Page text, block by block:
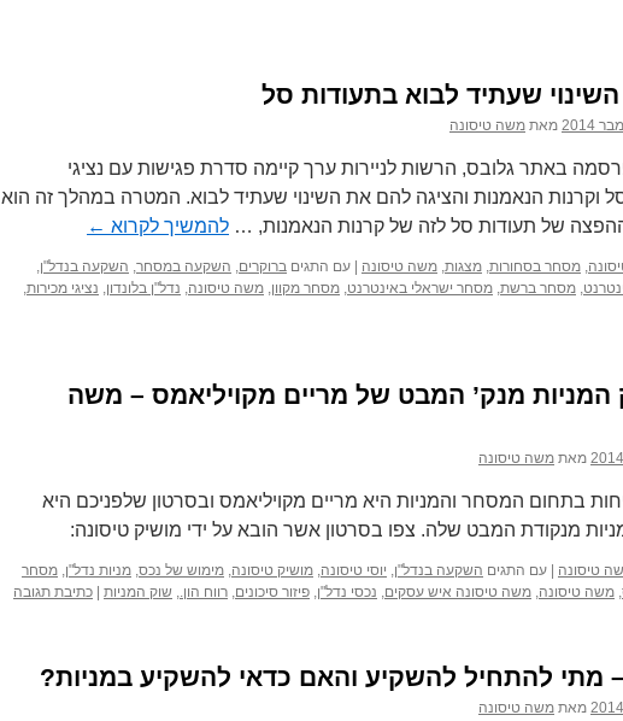
השינוי שעתיד לבוא בתעודות סל
מאת משה טיסונה
באתר גלובס, הרשות לניירות ערך קיימה סדרת פגישות עם נציגי
וקרנות הנאמנות והציגה להם את השינוי שעתיד לבוא. המטרה במהלך זה הוא
ההפצה של תעודות סל לזה של קרנות הנאמנות, … להמשיך לקרוא ←
, מסחר בסחורות, מצגות, משה טיסונה עם התגים ברוקרים, השקעה במסחר, השקעה בנדל"ן,
, מסחר ברשת, מסחר ישראלי באינטרנט, מסחר מקוון, משה טיסונה, נדל"ן בלונדון, נציגי מכירות,
המניות מנק’ המבט של מריים מקויליאמס – משה
מאת משה טיסונה
בתחום המסחר והמניות היא מריים מקויליאמס ובסרטון שלפניכם היא
מנקודת המבט שלה. צפו בסרטון אשר הובא על ידי מושיק טיסונה:
טיסונה עם התגים השקעה בנדל"ן, יוסי טיסונה, מושיק טיסונה, מימוש של נכס, מניות נדל"ן, מסחר
, משה טיסונה, משה טיסונה איש עסקים, נכסי נדל"ן, פיזור סיכונים, רווח הון., שוק המניות כתיבת תגובה
מתי להתחיל להשקיע והאם כדאי להשקיע במניות?
מאת משה טיסונה